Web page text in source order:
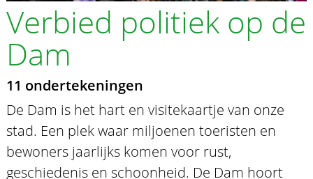
Verbied politiek op de
Dam
11 ondertekeningen
De Dam is het hart en visitekaartje van onze
stad. Een plek waar miljoenen toeristen en
bewoners jaarlijks komen voor rust,
geschiedenis en schoonheid. De Dam hoort